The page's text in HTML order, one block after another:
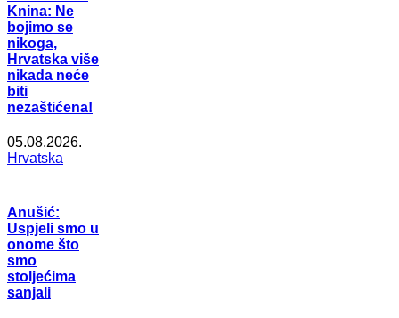
Knina: Ne
bojimo se
nikoga,
Hrvatska više
nikada neće
biti
nezaštićena!
05.08.2026.
Hrvatska
Anušić:
Uspjeli smo u
onome što
smo
stoljećima
sanjali